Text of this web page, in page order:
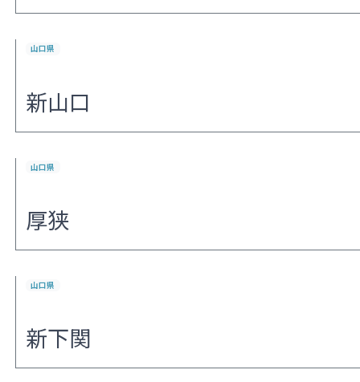
山口県
新山口
山口県
厚狭
山口県
新下関